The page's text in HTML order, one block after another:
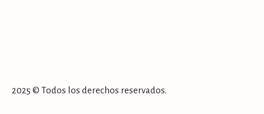
2025 © Todos los derechos reservados.